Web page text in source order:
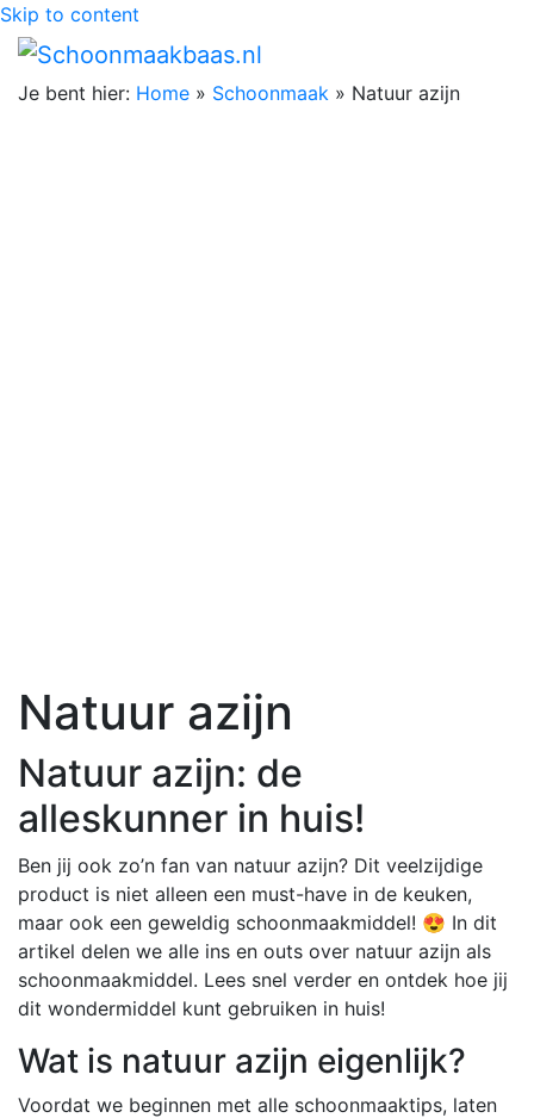
Skip to content
Je bent hier: Home » Schoonmaak » Natuur azijn
Natuur azijn
Natuur azijn: de
alleskunner in huis!
Ben jij ook zo’n fan van natuur azijn? Dit veelzijdige
product is niet alleen een must-have in de keuken,
maar ook een geweldig schoonmaakmiddel! 😍 In dit
artikel delen we alle ins en outs over natuur azijn als
schoonmaakmiddel. Lees snel verder en ontdek hoe jij
dit wondermiddel kunt gebruiken in huis!
Wat is natuur azijn eigenlijk?
Voordat we beginnen met alle schoonmaaktips, laten